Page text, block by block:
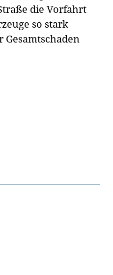
die Vorfahrt
so stark
Gesamtschaden